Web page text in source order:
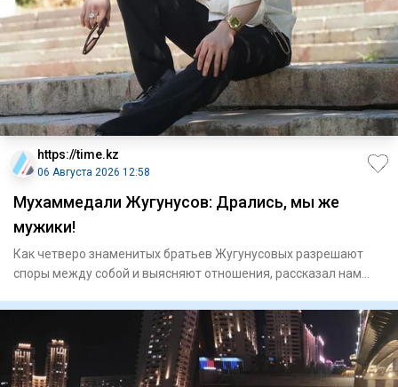
https://time.kz
06 Августа 2026 12:58
Мухаммедали Жугунусов: Дрались, мы же
мужики!
Как четверо знаменитых братьев Жугунусовых разрешают
споры между собой и выясняют отношения, рассказал нам